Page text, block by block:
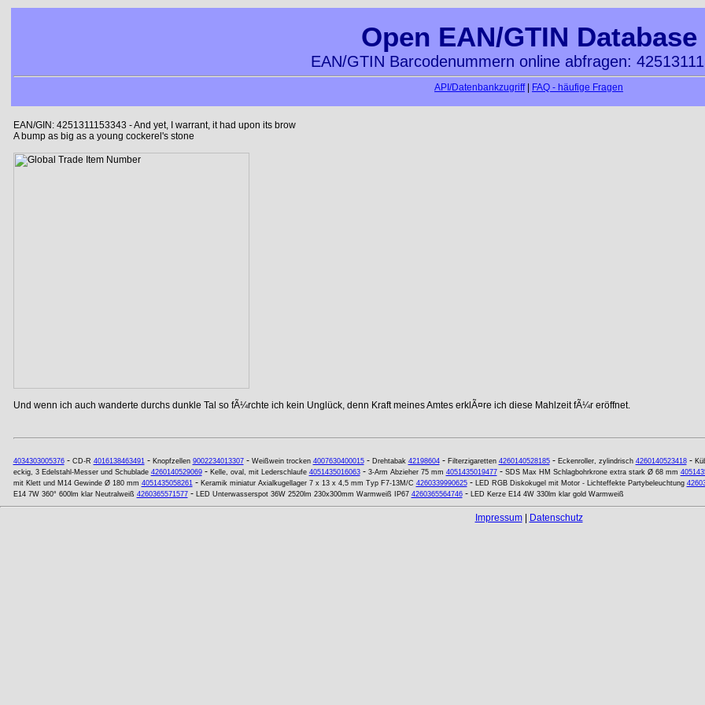
Open EAN/GTIN Database
EAN/GTIN Barcodenummern online abfragen:
API/Datenbankzugriff| FAQ - häufige Fragen
EAN/GIN: 4251311153343 - And yet, I warrant, it had upon its brow
A bump as big as a young cockerel's stone
Und wenn ich auch wanderte durchs dunkle Tal so fÃ¼rchte ich kein Unglück, denn Kraft meines Amtes erklÃ¤re ich diese Mahlzeit fÃ¼r eröffnet.
4034303005376- CD-R 4016138463491- Knopfzellen 9002234013307- Weißwein trocken 4007630400015- Drehtabak 42198604- Filterzigaretten 4260140528185- Eckenroller, zylindrisch 4260140523418-
eckig, 3 Edelstahl-Messer und Schublade 4260140529069- Kelle, oval, mit Lederschlaufe 4051435016063- 3-Arm Abzieher 75 mm 4051435019477- SDS Max HM Schlagbohrkrone extra stark Ø 68 mm
mit Klett und M14 Gewinde Ø 180 mm 4051435058261- Keramik miniatur Axialkugellager 7 x 13 x 4,5 mm Typ F7-13M/C 4260339990625- LED RGB Diskokugel mit Motor - Lichteffekte Partybeleuchtung
E14 7W 360° 600lm klar Neutralweiß 4260365571577- LED Unterwasserspot 36W 2520lm 230x300mm Warmweiß IP67 4260365564746- LED Kerze E14 4W 330lm klar gold Warmweiß
Impressum| Datenschutz